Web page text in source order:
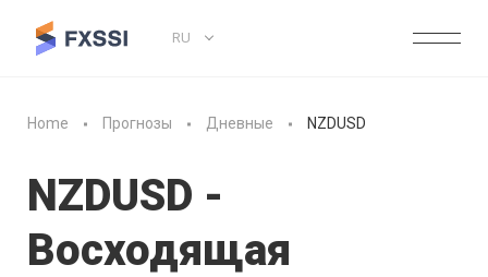
RU
Home Прогнозы Дневные NZDUSD
NZDUSD -
Восходящая